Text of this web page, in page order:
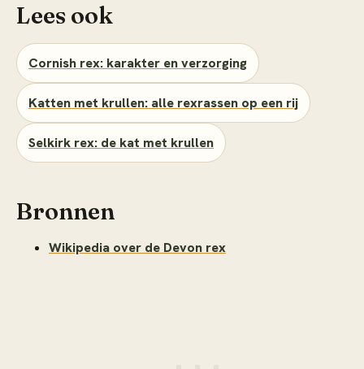
Lees ook
Cornish rex: karakter en verzorging
Katten met krullen: alle rexrassen op een rij
Selkirk rex: de kat met krullen
Bronnen
Wikipedia over de Devon rex